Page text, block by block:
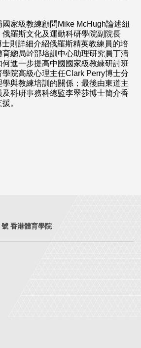
家級教練顧問Mike McHugh論述紐
羅斯文化及運動科研學院副院長
則詳細介紹俄羅斯精英教練員的培
總局幹部培訓中心助理研究員丁濤
進一步提高中國國家級教練研討班
院高級心理主任Clark Perry博士分
與教練培訓的關係；最後由東道主
科研事務科總監李翠莎博士簡介香
。
香港體育學院